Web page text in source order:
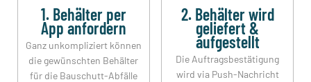
1. Behälter per
App anfordern
Ganz unkompliziert können
die gewünschten Behälter
für die Bauschutt-Abfälle
2. Behälter wird
geliefert &
aufgestellt
Die Auftragsbestätigung
wird via Push-Nachricht